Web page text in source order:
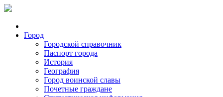
Город
Городской справочник
Паспорт города
История
География
Город воинской славы
Почетные граждане